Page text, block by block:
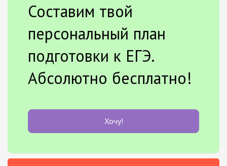
Составим твой
персональный план
подготовки к ЕГЭ.
Абсолютно бесплатно!
Хочу!